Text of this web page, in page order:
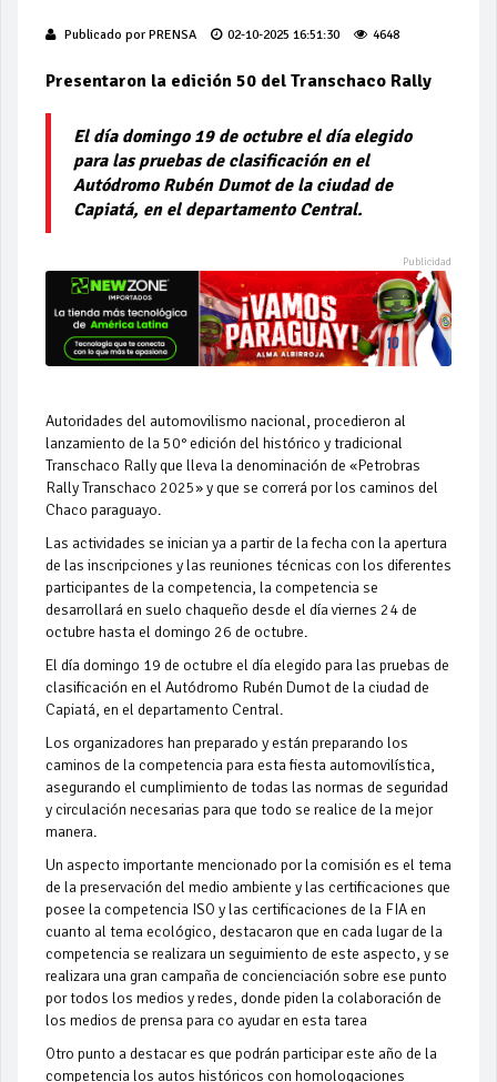
Publicado por PRENSA 02-10-2025 16:51:30 4648
Presentaron la edición 50 del Transchaco Rally
El día domingo 19 de octubre el día elegido
para las pruebas de clasificación en el
Autódromo Rubén Dumot de la ciudad de
Capiatá, en el departamento Central.
Autoridades del automovilismo nacional, procedieron al
lanzamiento de la 50° edición del histórico y tradicional
Transchaco Rally que lleva la denominación de «Petrobras
Rally Transchaco 2025» y que se correrá por los caminos del
Chaco paraguayo.
Las actividades se inician ya a partir de la fecha con la apertura
de las inscripciones y las reuniones técnicas con los diferentes
participantes de la competencia, la competencia se
desarrollará en suelo chaqueño desde el día viernes 24 de
octubre hasta el domingo 26 de octubre.
El día domingo 19 de octubre el día elegido para las pruebas de
clasificación en el Autódromo Rubén Dumot de la ciudad de
Capiatá, en el departamento Central.
Los organizadores han preparado y están preparando los
caminos de la competencia para esta fiesta automovilística,
asegurando el cumplimiento de todas las normas de seguridad
y circulación necesarias para que todo se realice de la mejor
manera.
Un aspecto importante mencionado por la comisión es el tema
de la preservación del medio ambiente y las certificaciones que
posee la competencia ISO y las certificaciones de la FIA en
cuanto al tema ecológico, destacaron que en cada lugar de la
competencia se realizara un seguimiento de este aspecto, y se
realizara una gran campaña de concienciación sobre ese punto
por todos los medios y redes, donde piden la colaboración de
los medios de prensa para co ayudar en esta tarea
Otro punto a destacar es que podrán participar este año de la
competencia los autos históricos con homologaciones